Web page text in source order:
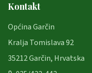
Kontakt
Općina Garčin
Kralja Tomislava 92
35212 Garčin, Hrvatska